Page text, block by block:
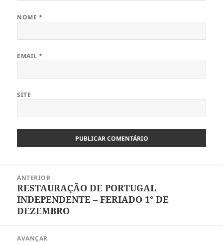
NOME *
EMAIL*
SITE
artigos
ANTERIOR
Artigo
anterior:
RESTAURAÇÃO DE PORTUGAL
INDEPENDENTE – FERIADO 1° DE
DEZEMBRO
AVANÇAR